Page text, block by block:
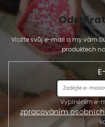
Vložte svůj e-mail a my vám
produktech
Vyplněním e-
zpracováním